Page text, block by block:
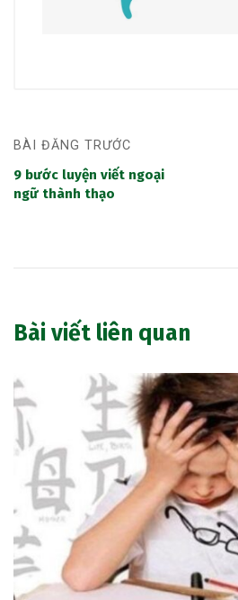
BÀI ĐĂNG TRƯỚC
9 bước luyện viết ngoại
ngữ thành thạo
Bài viết liên quan